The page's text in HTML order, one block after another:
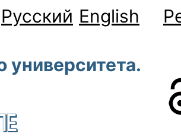
Русский English
университета.